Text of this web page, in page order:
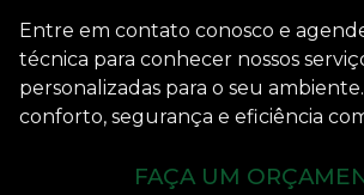
Entre em contato conosco e
técnica para conhecer nossos
personalizadas para o seu
conforto, segurança e eficiência
FAÇA UM